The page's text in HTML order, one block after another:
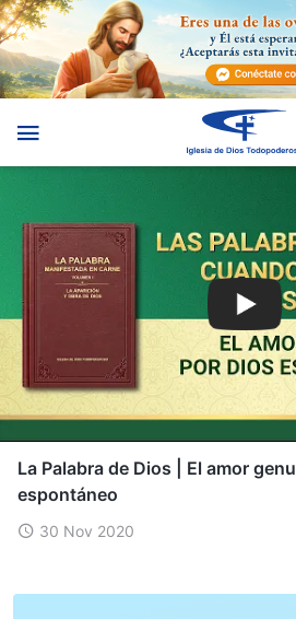
La Palabra de Dios | El amor
espontáneo
30 Nov 2020